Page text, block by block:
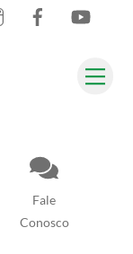
Fale
Conosco
InstagramFacebook